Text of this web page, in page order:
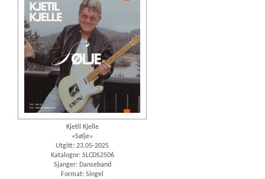
Kjetil Kjelle
«Sølje»
Utgitt: 23.05-2025
Katalognr: SLCDS2506
Sjanger: Danseband
Format: Singel